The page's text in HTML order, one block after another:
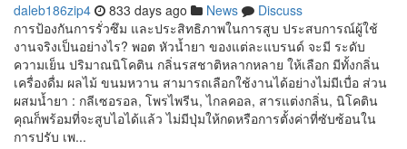
daleb186zip4 833 days ago News
Discuss
การป้องกันการรั่วซึม และประสิทธิภาพในการสูบ ประสบการณ์ผู้ใช้
งานจริงเป็นอย่างไร? พอต หัวน้ำยา ของแต่ละแบรนด์ จะมี ระดับ
ความเย็น ปริมาณนิโคติน กลิ่นรสชาติหลากหลาย ให้เลือก มีทั้งกลิ่น
เครื่องดื่ม ผลไม้ ขนมหวาน สามารถเลือกใช้งานได้อย่างไม่มีเบื่อ ส่วน
ผสมน้ำยา : กลีเซอรอล, โพรไพรีน, ไกลคอล, สารแต่งกลิ่น, นิโคติน
คุณก็พร้อมที่จะสูบไอได้แล้ว ไม่มีปุ่มให้กดหรือการตั้งค่าที่ซับซ้อนใน
การปรับ เพ...